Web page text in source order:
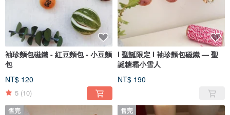
袖珍麵包磁鐵 - 紅豆麵包 - 小豆麵
包
NT$ 120
5 (10)
I 聖誕限定 I 袖珍麵包磁鐵 — 聖
誕糖霜小雪人
NT$ 190
售完 售完